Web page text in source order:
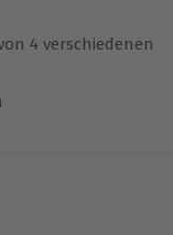
4 verschiedenen